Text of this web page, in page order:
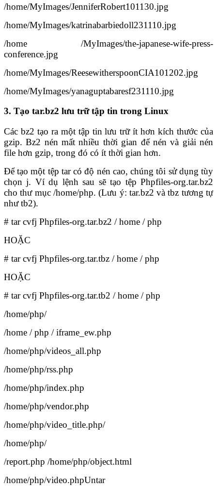
/home/MyImages/JenniferRobert101130.jpg
/home/MyImages/katrinabarbiedoll231110.jpg
/home /MyImages/the-japanese-wife-press-
conference.jpg
/home/MyImages/ReesewitherspoonCIA101202.jpg
/home/MyImages/yanaguptabaresf231110.jpg
3. Tạo tar.bz2 lưu trữ tập tin trong Linux
Các bz2 tạo ra một tập tin lưu trữ ít hơn kích thước của
gzip. Bz2 nén mất nhiều thời gian để nén và giải nén
file hơn gzip, trong đó có ít thời gian hơn.
Để tạo một tệp tar có độ nén cao, chúng tôi sử dụng tùy
chọn j. Ví dụ lệnh sau sẽ tạo tệp Phpfiles-org.tar.bz2
cho thư mục /home/php. (Lưu ý: tar.bz2 và tbz tương tự
như tb2).
# tar cvfj Phpfiles-org.tar.bz2 / home / php
HOẶC
# tar cvfj Phpfiles-org.tar.tbz / home / php
HOẶC
# tar cvfj Phpfiles-org.tar.tb2 / home / php
/home/php/
/home / php / iframe_ew.php
/home/php/videos_all.php
/home/php/rss.php
/home/php/index.php
/home/php/vendor.php
/home/php/video_title.php/
/home/php/
/report.php /home/php/object.html
/home/php/video.phpUntar